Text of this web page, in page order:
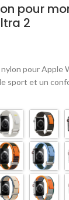
pour
2
pour Apple
sport et un